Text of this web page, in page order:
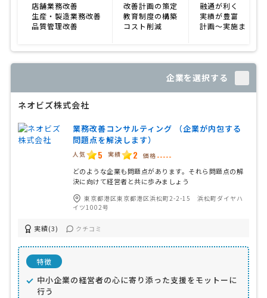
店舗業務改善
生産・製造業務改善
品質管理改善
改善計画の策定
教育制度の構築
コスト削減
融通が利く
実績が豊富
計画〜実施まで対
企業を選択する
ネオビズ株式会社
業務改善コンサルティング （企業が内包する
問題点を解決します）
人気 5 実績 2 価格 -----
どのような企業も問題点があります。それら問題点の解
決に向けて経営者と共に歩みましょう
東京都港区東京都港区浜松町2-2-15 浜松町ダイヤハ
イツ1002号
実績(3) クチコミ
特徴
中小企業の経営者の心に寄り添った支援をモットーに
行う